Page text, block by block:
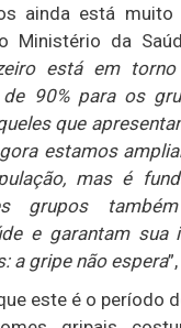
ainda está muito
Ministério da
está em
90% para os
que
estamos
mas é
grupos
e garantam sua
a gripe não espera
este é o período